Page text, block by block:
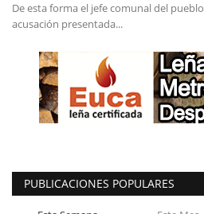
De esta forma el jefe comunal del
acusación presentada...
PUBLICACIONES POPULARES